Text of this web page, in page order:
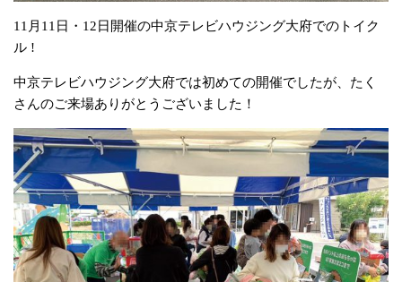
11月11日・12日開催の中京テレビハウジング大府でのトイク
ル !
中京テレビハウジング大府では初めての開催でしたが、たく
さんのご来場ありがとうございました！